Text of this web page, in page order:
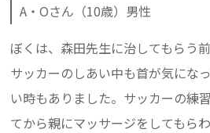
A・Oさん（10歳）男性
ぼくは、森田先生に治してもらう
サッカーのしあい中も首が気にな
い時もありました。サッカーの練
てから親にマッサージをしてもら